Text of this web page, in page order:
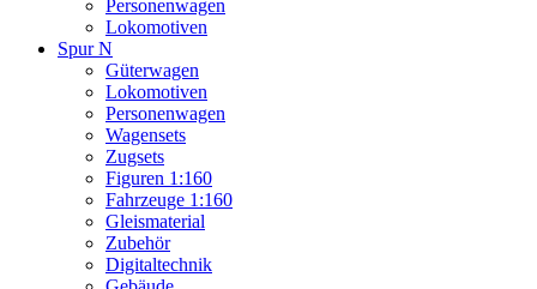
Personenwagen
Lokomotiven
Spur N
Güterwagen
Lokomotiven
Personenwagen
Wagensets
Zugsets
Figuren 1:160
Fahrzeuge 1:160
Gleismaterial
Zubehör
Digitaltechnik